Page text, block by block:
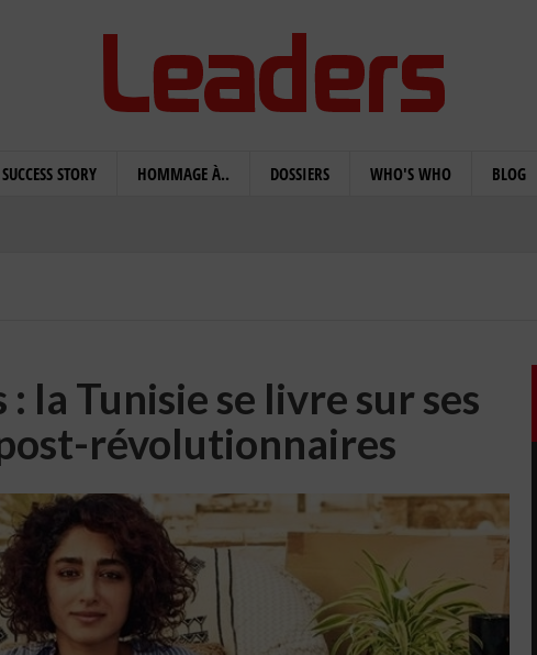
SUCCESS STORY HOMMAGE À.. DOSSIERS WHO'S WHO BLOG
la Tunisie se livre sur ses
révolutionnaires